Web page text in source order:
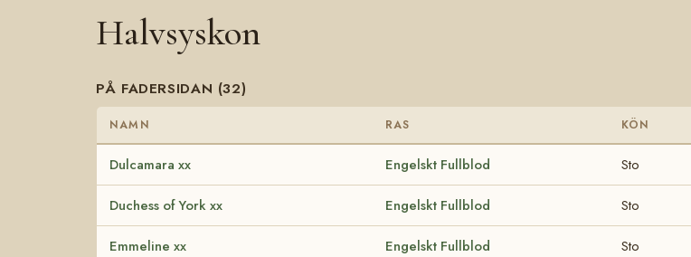
Halvsyskon
PÅ FADERSIDAN (32)
NAMN RAS KÖN
Dulcamara xx Engelskt Fullblod Sto
Duchess of York xx Engelskt Fullblod Sto
Emmeline xx Engelskt Fullblod Sto